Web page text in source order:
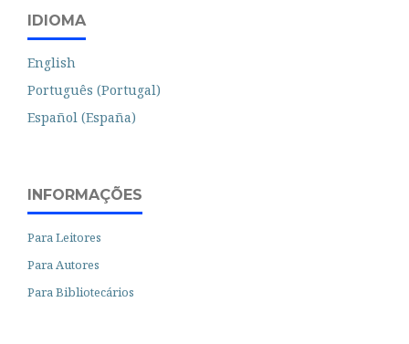
IDIOMA
English
Português (Portugal)
Español (España)
INFORMAÇÕES
Para Leitores
Para Autores
Para Bibliotecários